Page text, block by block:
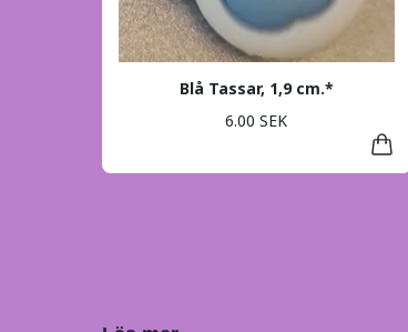
Blå Tassar, 1,9 cm.*
6.00 SEK